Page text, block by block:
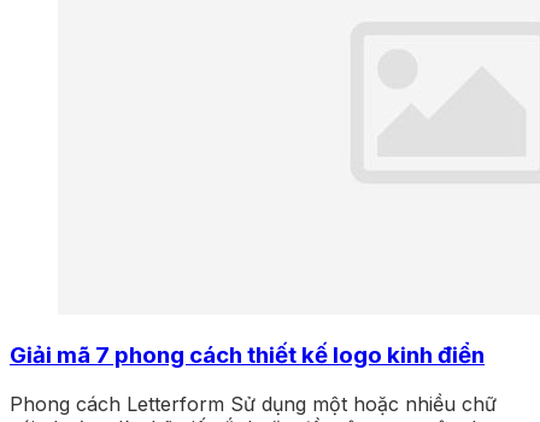
Giải mã 7 phong cách thiết kế logo kinh điển
Phong cách Letterform Sử dụng một hoặc nhiều chữ